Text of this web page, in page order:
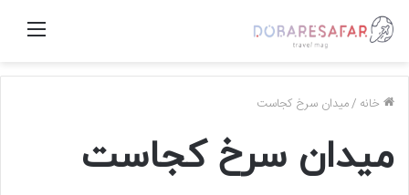
منو
خانه /میدان سرخ کجاست
میدان سرخ کجاست